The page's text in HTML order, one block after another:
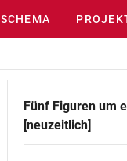
SCHEMA
Fünf Figuren um
[neuzeitlich]